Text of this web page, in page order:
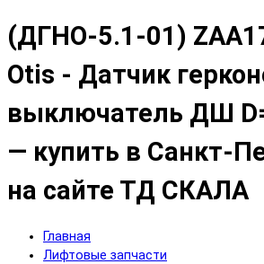
(ДГНО-5.1-01)
Otis - Датчик
выключатель ДШ
— купить в Санкт-
на сайте ТД СКАЛА
Главная
Лифтовые запчасти